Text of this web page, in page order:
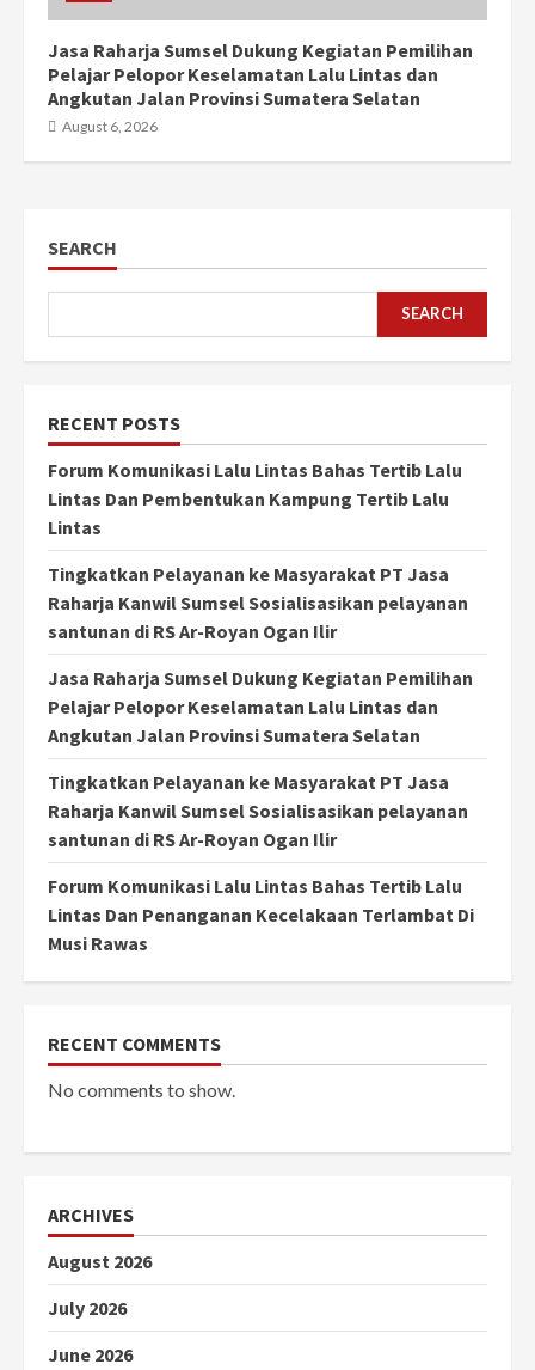
Jasa Raharja Sumsel Dukung Kegiatan Pemilihan
Pelajar Pelopor Keselamatan Lalu Lintas dan
Angkutan Jalan Provinsi Sumatera Selatan
August 6, 2026
SEARCH
SEARCH
RECENT POSTS
Forum Komunikasi Lalu Lintas Bahas Tertib Lalu
Lintas Dan Pembentukan Kampung Tertib Lalu
Lintas
Tingkatkan Pelayanan ke Masyarakat PT Jasa
Raharja Kanwil Sumsel Sosialisasikan pelayanan
santunan di RS Ar-Royan Ogan Ilir
Jasa Raharja Sumsel Dukung Kegiatan Pemilihan
Pelajar Pelopor Keselamatan Lalu Lintas dan
Angkutan Jalan Provinsi Sumatera Selatan
Tingkatkan Pelayanan ke Masyarakat PT Jasa
Raharja Kanwil Sumsel Sosialisasikan pelayanan
santunan di RS Ar-Royan Ogan Ilir
Forum Komunikasi Lalu Lintas Bahas Tertib Lalu
Lintas Dan Penanganan Kecelakaan Terlambat Di
Musi Rawas
RECENT COMMENTS
No comments to show.
ARCHIVES
August 2026
July 2026
June 2026